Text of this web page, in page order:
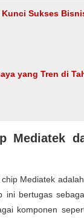
Sukses
yang Tren di
Mediatek
Mediatek
ini bertugas
komponen